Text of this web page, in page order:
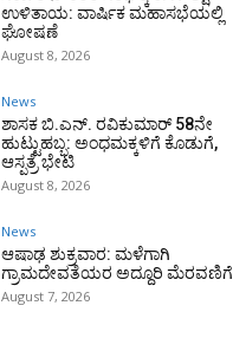
ಉಳಿತಾಯ: ವಾರ್ಷಿಕ ಮಹಾಸಭೆಯಲ್ಲಿ
ಘೋಷಣೆ
August 8, 2026
News
ಶಾಸಕ ಬಿ.ಎನ್. ರವಿಕುಮಾರ್ 58ನೇ
ಹುಟ್ಟುಹಬ್ಬ: ಅಂಧಮಕ್ಕಳಿಗೆ ಕೊಡುಗೆ,
ಆಸ್ಪತ್ರೆ ಭೇಟಿ
August 8, 2026
News
ಆಷಾಢ ಶುಕ್ರವಾರ: ಮಳೆಗಾಗಿ
ಗ್ರಾಮದೇವತೆಯರ ಅದ್ದೂರಿ ಮೆರವಣಿಗೆ
August 7, 2026